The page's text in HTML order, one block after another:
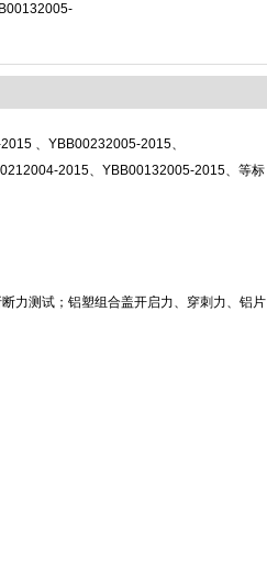
、YBB00232005-2015、
2015、YBB00132005-2015、等标
力测试；铝塑组合盖开启力、穿刺力、铝片